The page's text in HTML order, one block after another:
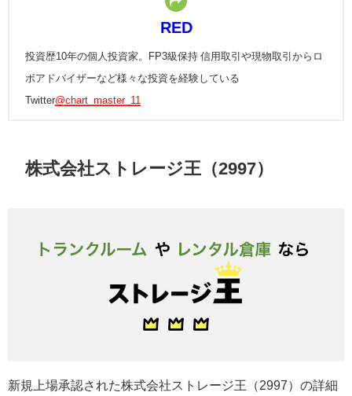
RED
投資歴10年の個人投資家。FP3級保持 信用取引や現物取引からロ
ボアドバイザーなど様々な投資を経験している
Twitter@chart_master_11
株式会社ストレージ王（2997）
新規上場承認された株式会社ストレージ王（2997）の詳細